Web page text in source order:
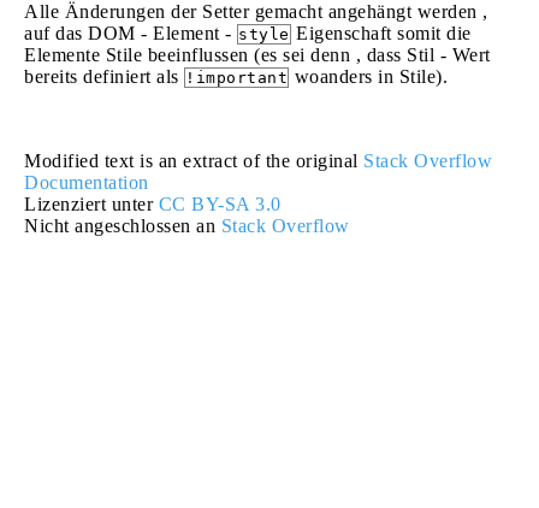
Alle Änderungen der Setter gemacht angehängt werden ,
auf das DOM - Element - style Eigenschaft somit die
Elemente Stile beeinflussen (es sei denn , dass Stil - Wert
bereits definiert als !important woanders in Stile).
Modified text is an extract of the original Stack Overflow
Documentation
Lizenziert unter CC BY-SA 3.0
Nicht angeschlossen an Stack Overflow